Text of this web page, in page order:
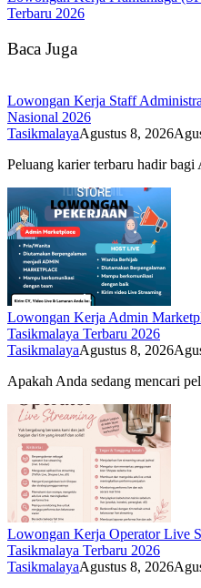
Terbaru 2026
Baca Juga
Lowongan Kerja Staff
Nasional 2026
TasikmalayaAgustus 8, 2026
Peluang karier terbaru hadir
Lowongan Kerja Admin
Tasikmalaya Terbaru 2026
TasikmalayaAgustus 8, 2026
Apakah Anda sedang mencari
Lowongan Kerja Operator Live
Tasikmalaya Terbaru 2026
TasikmalayaAgustus 8, 2026